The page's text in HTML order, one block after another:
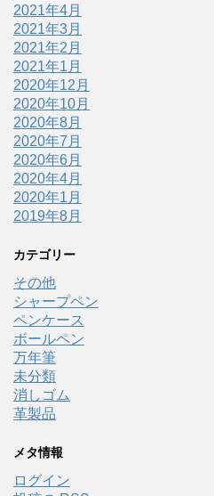
2021年4月
2021年3月
2021年2月
2021年1月
2020年12月
2020年10月
2020年8月
2020年7月
2020年6月
2020年4月
2020年1月
2019年8月
カテゴリー
その他
シャープペン
ペンケース
ボールペン
万年筆
未分類
消しゴム
革製品
メタ情報
ログイン